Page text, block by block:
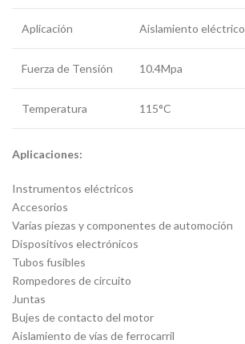
Aplicación Aislamiento eléctrico
Fuerza de Tensión 10.4Mpa
Temperatura 115°C
Aplicaciones:
Instrumentos eléctricos
Accesorios
Varias piezas y componentes de automoción
Dispositivos electrónicos
Tubos fusibles
Rompedores de circuito
Juntas
Bujes de contacto del motor
Aislamiento de vías de ferrocarril